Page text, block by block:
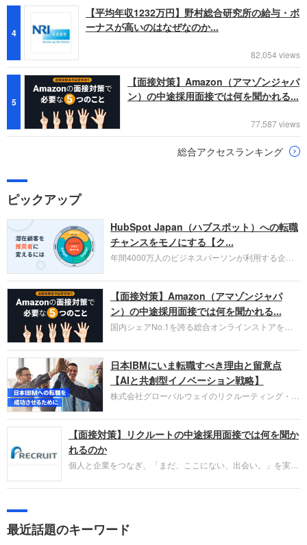
4
【平均年収1232万円】野村総合研究所の給与・ボ
ーナスが高いのはなぜなのか...
82,054 views
5
【面接対策】Amazon（アマゾンジャパ
ン）の中途採用面接では何を聞かれる...
77,587 views
総合アクセスランキング
ピックアップ
HubSpot Japan（ハブスポット）への転職
チャンスをモノにする【ク...
年間4000万人のビジネスパーソンが利用する企業
お勧めするイチオシ企業をご紹介します。今回はク
ラウド型CRMプラットフォームを提供する
HubSpot Japan（ハブスポット・ジャパン）株式会
社です。採用面接対策の企業研究にご活用くださ
い。
【面接対策】Amazon（アマゾンジャパ
ン）の中途採用面接では何を聞かれる...
国内シェアNo.1を誇る総合オンラインストアを運
圧倒的な存在感を持つAmazon。中途採用面接では
過去の具体的な業務成果やリーダーシップの発揮、
失敗からの学びが重視され、人間性やカルチャーフ
ィットも評価対象となり、長期的に成長できる仲間
であるかを多角的に審査されます。
日本IBMにいま転職すべき理由と留意点
【AIと共創型イノベーション戦略】
株式会社グローバルウェイのリクルーティング・パ
パーソンが利用する企業口コミサイト「キャリコ
ネ」の転職エージェントがお勧めするイチオシ企業
IBMです。採用面接対策の企業研究にご活用くださ
い。
【面接対策】リクルートの中途採用面接では何を聞か
れるのか
個人と企業をつなぎ、「まだ、ここにない、出会い。」を実現
やこれまでの成果を具体的に問われるほか、「人間性」も評価
しょう。
最近話題のキーワード